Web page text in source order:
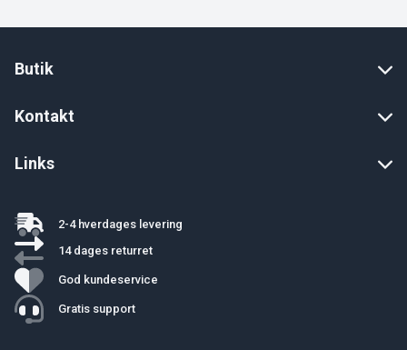
Butik
Kontakt
Links
2-4 hverdages levering
14 dages returret
God kundeservice
Gratis support